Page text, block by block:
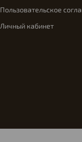
Пользовательское
Личный кабинет